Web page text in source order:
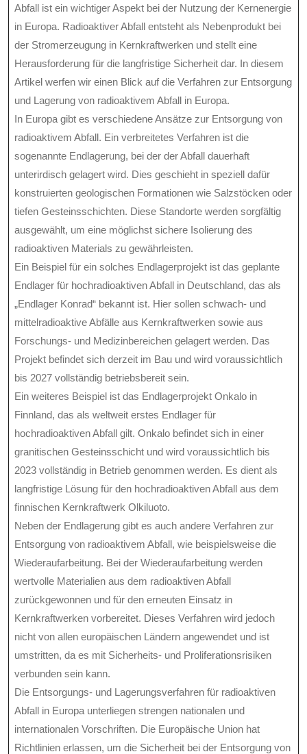
Abfall ist ein wichtiger Aspekt bei der Nutzung der Kernenergie
in Europa. Radioaktiver Abfall entsteht als Nebenprodukt bei
der Stromerzeugung in Kernkraftwerken und stellt eine
Herausforderung für die langfristige Sicherheit dar. In diesem
Artikel werfen wir einen Blick auf die Verfahren zur Entsorgung
und Lagerung von radioaktivem Abfall in Europa.
In Europa gibt es verschiedene Ansätze zur Entsorgung von
radioaktivem Abfall. Ein verbreitetes Verfahren ist die
sogenannte Endlagerung, bei der der Abfall dauerhaft
unterirdisch gelagert wird. Dies geschieht in speziell dafür
konstruierten geologischen Formationen wie Salzstöcken oder
tiefen Gesteinsschichten. Diese Standorte werden sorgfältig
ausgewählt, um eine möglichst sichere Isolierung des
radioaktiven Materials zu gewährleisten.
Ein Beispiel für ein solches Endlagerprojekt ist das geplante
Endlager für hochradioaktiven Abfall in Deutschland, das als
„Endlager Konrad“ bekannt ist. Hier sollen schwach- und
mittelradioaktive Abfälle aus Kernkraftwerken sowie aus
Forschungs- und Medizinbereichen gelagert werden. Das
Projekt befindet sich derzeit im Bau und wird voraussichtlich
bis 2027 vollständig betriebsbereit sein.
Ein weiteres Beispiel ist das Endlagerprojekt Onkalo in
Finnland, das als weltweit erstes Endlager für
hochradioaktiven Abfall gilt. Onkalo befindet sich in einer
granitischen Gesteinsschicht und wird voraussichtlich bis
2023 vollständig in Betrieb genommen werden. Es dient als
langfristige Lösung für den hochradioaktiven Abfall aus dem
finnischen Kernkraftwerk Olkiluoto.
Neben der Endlagerung gibt es auch andere Verfahren zur
Entsorgung von radioaktivem Abfall, wie beispielsweise die
Wiederaufarbeitung. Bei der Wiederaufarbeitung werden
wertvolle Materialien aus dem radioaktiven Abfall
zurückgewonnen und für den erneuten Einsatz in
Kernkraftwerken vorbereitet. Dieses Verfahren wird jedoch
nicht von allen europäischen Ländern angewendet und ist
umstritten, da es mit Sicherheits- und Proliferationsrisiken
verbunden sein kann.
Die Entsorgungs- und Lagerungsverfahren für radioaktiven
Abfall in Europa unterliegen strengen nationalen und
internationalen Vorschriften. Die Europäische Union hat
Richtlinien erlassen, um die Sicherheit bei der Entsorgung von